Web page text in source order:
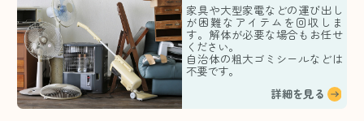
家具や大型家電などの運び出し
が困難なアイテムを回収しま
す。解体が必要な場合もお任せ
ください。
自治体の粗大ゴミシールなどは
不要です。
詳細を見る